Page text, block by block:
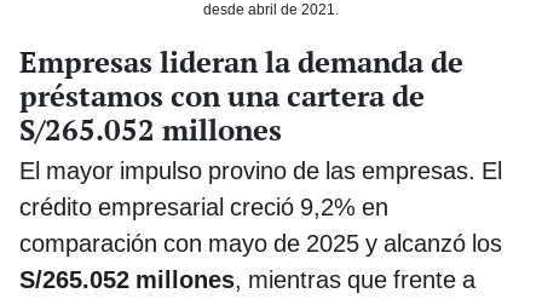
desde abril de 2021.
Empresas lideran la demanda de
préstamos con una cartera de
S/265.052 millones
El mayor impulso provino de las empresas. El
crédito empresarial creció 9,2% en
comparación con mayo de 2025 y alcanzó los
S/265.052 millones, mientras que frente a